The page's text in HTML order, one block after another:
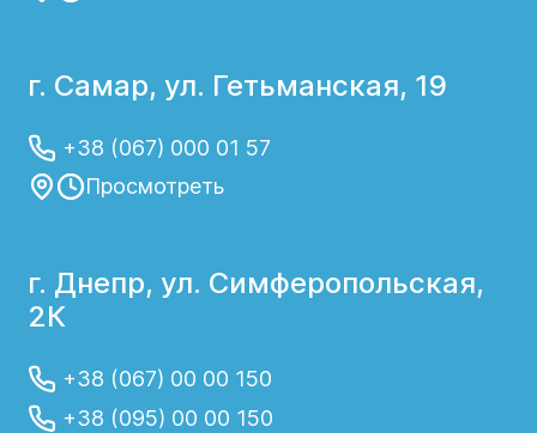
г. Самар, ул. Гетьманская, 19
+38 (067) 000 01 57
Просмотреть
г. Днепр, ул. Симферопольская,
2К
+38 (067) 00 00 150
+38 (095) 00 00 150